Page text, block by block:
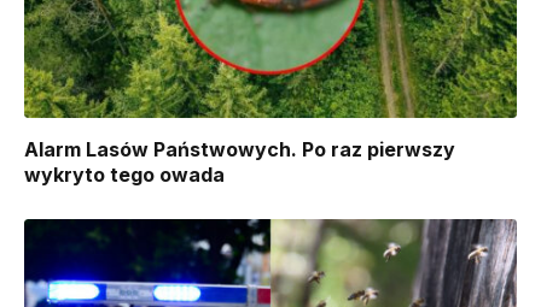
Alarm Lasów Państwowych. Po raz pierwszy
wykryto tego owada